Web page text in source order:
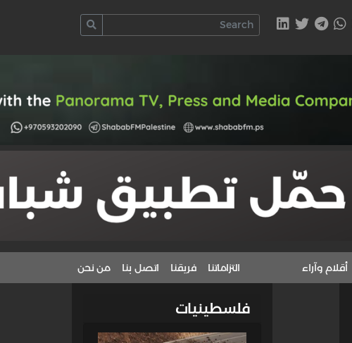
أقلام وآراء التزاماتنا فريقنا اتصل بنا من نحن
فلسطينيات